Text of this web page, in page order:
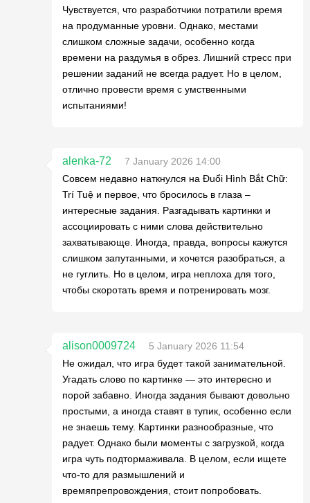
Чувствуется, что разработчики потратили время
на продуманные уровни. Однако, местами
слишком сложные задачи, особенно когда
времени на раздумья в обрез. Лишний стресс при
решении заданий не всегда радует. Но в целом,
отлично провести время с умственными
испытаниями!
alenka-72
7 January 2026 14:00
Совсем недавно наткнулся на Đuổi Hình Bắt Chữ:
Trí Tuệ и первое, что бросилось в глаза –
интересные задания. Разгадывать картинки и
ассоциировать с ними слова действительно
захватывающе. Иногда, правда, вопросы кажутся
слишком запутанными, и хочется разобраться, а
не гуглить. Но в целом, игра неплоха для того,
чтобы скоротать время и потренировать мозг.
alison0009724
5 January 2026 11:54
Не ожидал, что игра будет такой занимательной.
Угадать слово по картинке — это интересно и
порой забавно. Иногда задания бывают довольно
простыми, а иногда ставят в тупик, особенно если
не знаешь тему. Картинки разнообразные, что
радует. Однако были моменты с загрузкой, когда
игра чуть подтормаживала. В целом, если ищете
что-то для размышлений и
времяпрепровождения, стоит попробовать.